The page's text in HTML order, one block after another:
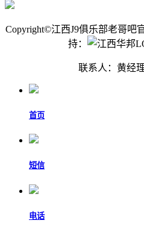
Copyright©江西J9俱乐部老哥吧
持：
联系人：黄经
首页
短信
电话